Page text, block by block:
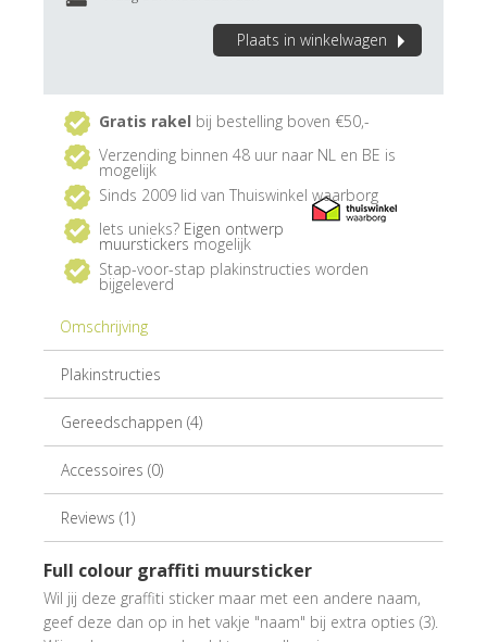
Plaats in winkelwagen
Gratis rakel bij bestelling boven €50,-
Verzending binnen 48 uur naar NL en BE is
mogelijk
Sinds 2009 lid van Thuiswinkel waarborg
Iets unieks? Eigen ontwerp
muurstickers mogelijk
Stap-voor-stap plakinstructies worden
bijgeleverd
Omschrijving
Plakinstructies
Gereedschappen (4)
Accessoires (0)
Reviews (1)
Full colour graffiti muursticker
Wil jij deze graffiti sticker maar met een andere naam,
geef deze dan op in het vakje "naam" bij extra opties (3).